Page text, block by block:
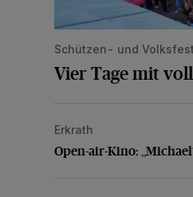
Schützen- und
Vier Tage mit
Open-air-Kino:
Erkrath
Open-air-Kino: